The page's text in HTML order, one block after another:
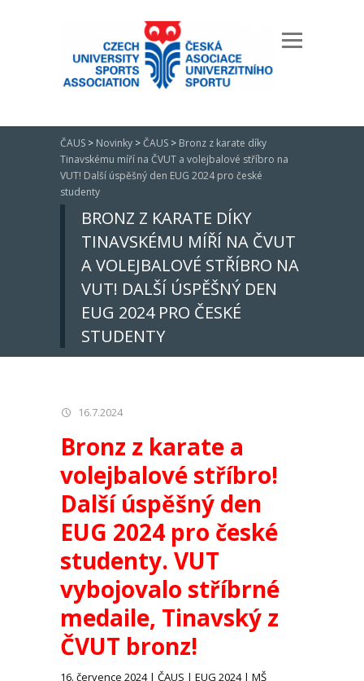
ČAUS > Novinky >ČAUS > Bronz z karate díky
Tinavskému míří na ČVUT a volejbalové stříbro na
VUT! Další úspěšný den EUG 2024 pro české
studenty
BRONZ Z KARATE DÍKY
TINAVSKÉMU MÍŘÍ NA ČVUT
A VOLEJBALOVÉ STŘÍBRO NA
VUT! DALŠÍ ÚSPĚŠNÝ DEN
EUG 2024 PRO ČESKÉ
STUDENTY
16.7.2024
Bronz z karate a
volejbalové stříbro!
Další úspěšný den
EUG 2024 pro české
studenty. VUT
vybojovalo stříbrné
medaile, Tinavský z
ČVUT bronz!
16. července 2024 | ČAUS | EUG 2024 | MŠ